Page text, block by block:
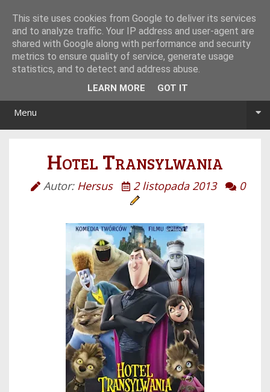
Menu
Hotel Transylwania
Autor: Hersus 2 listopada 2013 0
This site uses cookies from Google to deliver its services
and to analyze traffic. Your IP address and user-agent are
shared with Google along with performance and security
metrics to ensure quality of service, generate usage
statistics, and to detect and address abuse.
LEARN MORE GOT IT